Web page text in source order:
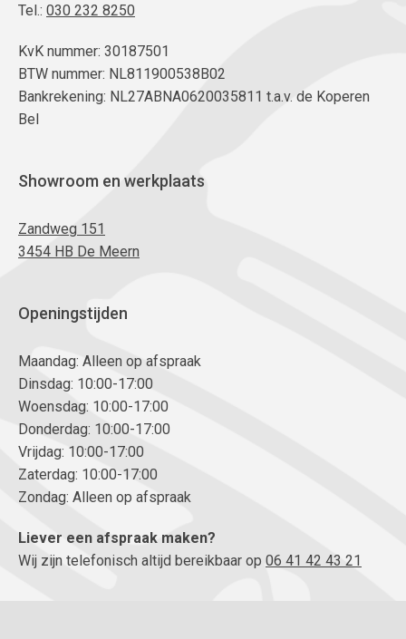
Tel.: 030 232 8250
KvK nummer: 30187501
BTW nummer: NL811900538B02
Bankrekening: NL27ABNA0620035811 t.a.v. de Koperen
Bel
Showroom en werkplaats
Zandweg 151
3454 HB De Meern
Openingstijden
Maandag: Alleen op afspraak
Dinsdag: 10:00-17:00
Woensdag: 10:00-17:00
Donderdag: 10:00-17:00
Vrijdag: 10:00-17:00
Zaterdag: 10:00-17:00
Zondag: Alleen op afspraak
Liever een afspraak maken?
Wij zijn telefonisch altijd bereikbaar op 06 41 42 43 21